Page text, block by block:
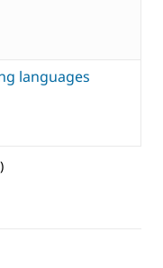
languages